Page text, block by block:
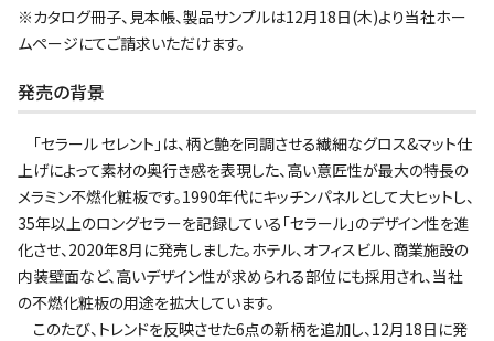
※カタログ冊子、見本帳、製品サンプルは12月18日(木)より当社ホー
ムページにてご請求いただけます。
発売の背景
｢セラール セレント｣は、柄と艶を同調させる繊細なグロス&マット仕
上げによって素材の奥行き感を表現した、高い意匠性が最大の特長の
メラミン不燃化粧板です。1990年代にキッチンパネルとして大ヒットし、
35年以上のロングセラーを記録している「セラール」のデザイン性を進
化させ、2020年8月に発売しました。ホテル、オフィスビル、商業施設の
内装壁面など、高いデザイン性が求められる部位にも採用され、当社
の不燃化粧板の用途を拡大しています。
このたび、トレンドを反映させた6点の新柄を追加し、12月18日に発